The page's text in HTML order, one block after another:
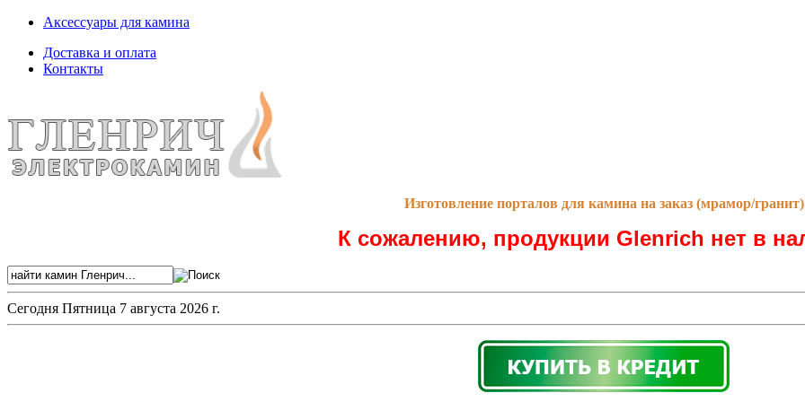
Аксессуары для камина
Доставка и оплата
Контакты
Изготовление порталов для камина на заказ (мрамор/гранит)
К сожалению, продукции Glenrich нет в
Сегодня Пятница 7 августа 2026 г.